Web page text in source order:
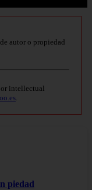
autor o propiedad
intellectual
piedad